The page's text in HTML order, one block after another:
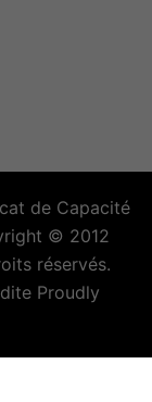
de Capacité
© 2012
réservés.
Proudly